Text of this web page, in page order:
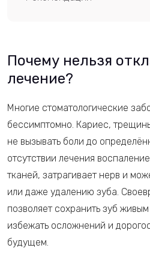
Почему нельзя
лечение?
Многие стоматологические
бессимптомно. Кариес,
не вызывать боли до
отсутствии лечения
тканей, затрагивает нерв и
или даже удалению зуба.
позволяет сохранить зуб
избежать осложнений и
будущем.